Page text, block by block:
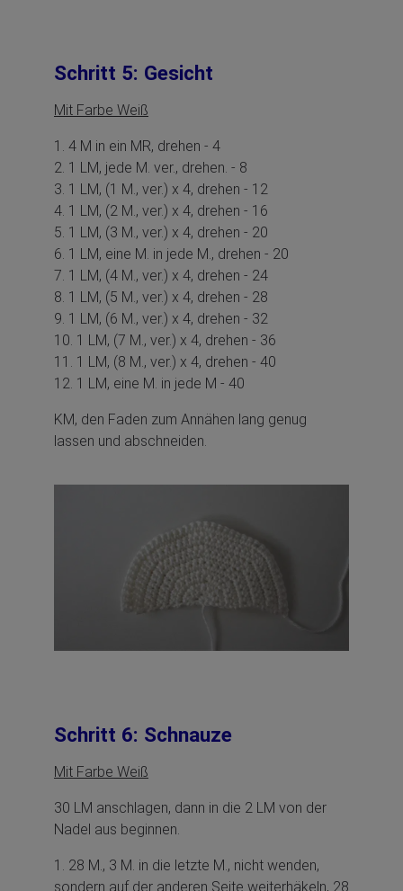
Schritt 5: Gesicht
Mit Farbe Weiß
1. 4 M in ein MR, drehen - 4
2. 1 LM, jede M. ver., drehen. - 8
3. 1 LM, (1 M., ver.) x 4, drehen - 12
4. 1 LM, (2 M., ver.) x 4, drehen - 16
5. 1 LM, (3 M., ver.) x 4, drehen - 20
6. 1 LM, eine M. in jede M., drehen - 20
7. 1 LM, (4 M., ver.) x 4, drehen - 24
8. 1 LM, (5 M., ver.) x 4, drehen - 28
9. 1 LM, (6 M., ver.) x 4, drehen - 32
10. 1 LM, (7 M., ver.) x 4, drehen - 36
11. 1 LM, (8 M., ver.) x 4, drehen - 40
12. 1 LM, eine M. in jede M - 40
KM, den Faden zum Annähen lang genug
lassen und abschneiden.
Schritt 6: Schnauze
Mit Farbe Weiß
30 LM anschlagen, dann in die 2 LM von der
Nadel aus beginnen.
1. 28 M., 3 M. in die letzte M., nicht wenden,
sondern auf der anderen Seite weiterhäkeln, 28